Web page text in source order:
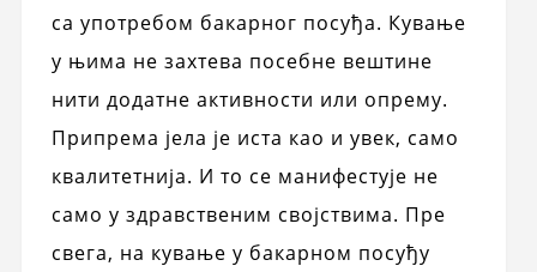
са употребом бакарног посуђа. Кување
у њима не захтева посебне вештине
нити додатне активности или опрему.
Припрема јела је иста као и увек, само
квалитетнија. И то се манифестује не
само у здравственим својствима. Пре
свега, на кување у бакарном посуђу